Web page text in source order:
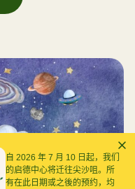
自 2026 年 7 月 10 日起，我们
的启德中心将迁往尖沙咀。所
有在此日期或之後的预约，均